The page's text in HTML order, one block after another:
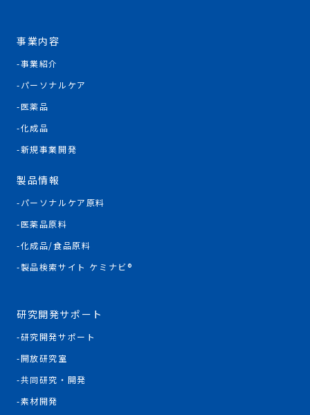
事業内容
事業紹介
パーソナルケア
医薬品
化成品
新規事業開発
製品情報
パーソナルケア原料
医薬品原料
化成品/食品原料
製品検索サイト ケミナビ®
研究開発サポート
研究開発サポート
開放研究室
共同研究・開発
素材開発